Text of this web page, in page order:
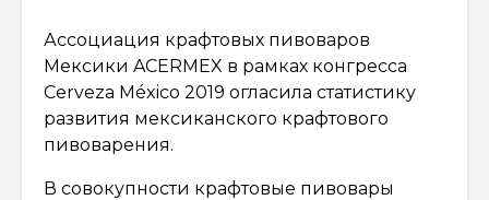
Ассоциация крафтовых пивоваров
Мексики ACERMEX в рамках конгресса
Cerveza México 2019 огласила статистику
развития мексиканского крафтового
пивоварения.
В совокупности крафтовые пивовары